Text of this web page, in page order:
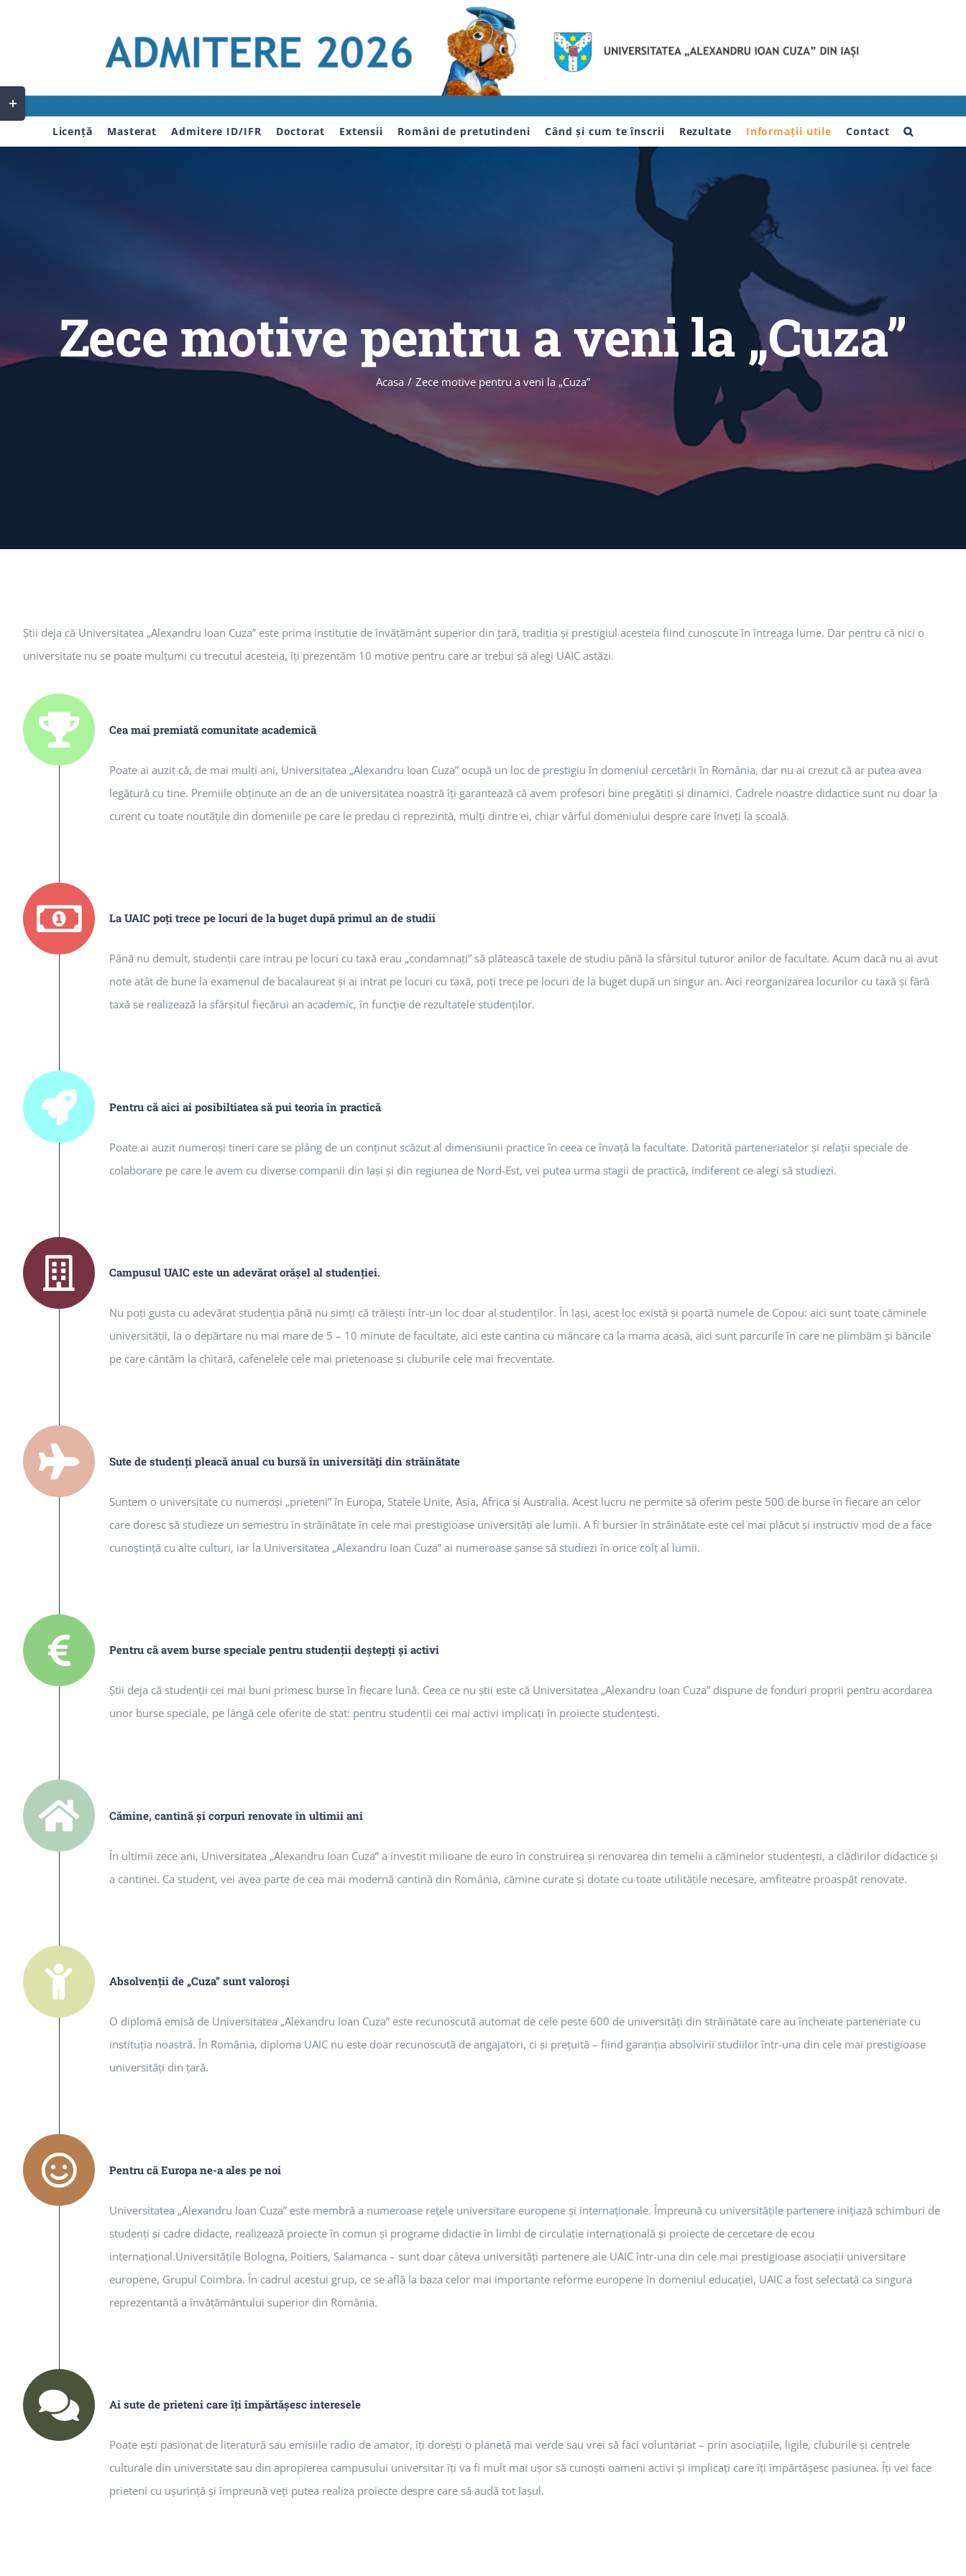
Licență Masterat Admitere ID/IFR Doctorat Extensii Români de pretutindeni Când și cum te înscrii Rezultate Informații utile Contact
Zece motive pentru a veni la „Cuza”
Acasa / Zece motive pentru a veni la „Cuza”
Ştii deja că Universitatea „Alexandru Ioan Cuza” este prima instituţie de învăţământ superior din ţară, tradiţia şi prestigiul acesteia fiind cunoscute în întreaga lume. Dar pentru că nici o
universitate nu se poate mulţumi cu trecutul acesteia, îţi prezentăm 10 motive pentru care ar trebui să alegi UAIC astăzi.
Cea mai premiată comunitate academică
Poate ai auzit că, de mai mulţi ani, Universitatea „Alexandru Ioan Cuza” ocupă un loc de prestigiu în domeniul cercetării în România, dar nu ai crezut că ar putea avea
legătură cu tine. Premiile obţinute an de an de universitatea noastră îţi garantează că avem profesori bine pregătiţi şi dinamici. Cadrele noastre didactice sunt nu doar la
curent cu toate noutăţile din domeniile pe care le predau ci reprezintă, mulţi dintre ei, chiar vârful domeniului despre care înveţi la şcoală.
La UAIC poţi trece pe locuri de la buget după primul an de studii
Până nu demult, studenţii care intrau pe locuri cu taxă erau „condamnaţi” să plătească taxele de studiu până la sfârşitul tuturor anilor de facultate. Acum dacă nu ai avut
note atât de bune la examenul de bacalaureat şi ai intrat pe locuri cu taxă, poţi trece pe locuri de la buget după un singur an. Aici reorganizarea locurilor cu taxă şi fără
taxă se realizează la sfârșitul fiecărui an academic, în funcţie de rezultatele studenţilor.
Pentru că aici ai posibiltiatea să pui teoria în practică
Poate ai auzit numeroşi tineri care se plâng de un conţinut scăzut al dimensiunii practice în ceea ce învaţă la facultate. Datorită parteneriatelor şi relaţii speciale de
colaborare pe care le avem cu diverse companii din Iaşi şi din regiunea de Nord-Est, vei putea urma stagii de practică, indiferent ce alegi să studiezi.
Campusul UAIC este un adevărat orăşel al studenţiei.
Nu poţi gusta cu adevărat studenţia până nu simţi că trăieşti într-un loc doar al studenţilor. În Iaşi, acest loc există şi poartă numele de Copou: aici sunt toate căminele
universităţii, la o depărtare nu mai mare de 5 – 10 minute de facultate, aici este cantina cu mâncare ca la mama acasă, aici sunt parcurile în care ne plimbăm şi băncile
pe care cântăm la chitară, cafenelele cele mai prietenoase şi cluburile cele mai frecventate.
Sute de studenţi pleacă anual cu bursă în universităţi din străinătate
Suntem o universitate cu numeroşi „prieteni” în Europa, Statele Unite, Asia, Africa şi Australia. Acest lucru ne permite să oferim peste 500 de burse în fiecare an celor
care doresc să studieze un semestru în străinătate în cele mai prestigioase universităţi ale lumii. A fi bursier în străinătate este cel mai plăcut şi instructiv mod de a face
cunoştinţă cu alte culturi, iar la Universitatea „Alexandru Ioan Cuza” ai numeroase şanse să studiezi în orice colţ al lumii.
Pentru că avem burse speciale pentru studenţii deştepţi şi activi
Ştii deja că studenţii cei mai buni primesc burse în fiecare lună. Ceea ce nu ştii este că Universitatea „Alexandru Ioan Cuza” dispune de fonduri proprii pentru acordarea
unor burse speciale, pe lângă cele oferite de stat: pentru studenţii cei mai activi implicaţi în proiecte studenţeşti.
Cămine, cantină şi corpuri renovate în ultimii ani
În ultimii zece ani, Universitatea „Alexandru Ioan Cuza” a investit milioane de euro în construirea şi renovarea din temelii a căminelor studenţeşti, a clădirilor didactice şi
a cantinei. Ca student, vei avea parte de cea mai modernă cantină din România, cămine curate şi dotate cu toate utilităţile necesare, amfiteatre proaspăt renovate.
Absolvenţii de „Cuza” sunt valoroși
O diplomă emisă de Universitatea „Alexandru Ioan Cuza” este recunoscută automat de cele peste 600 de universităţi din străinătate care au încheiate parteneriate cu
instituţia noastră. În România, diploma UAIC nu este doar recunoscută de angajatori, ci şi preţuită – fiind garanţia absolvirii studiilor într-una din cele mai prestigioase
universităţi din ţară.
Pentru că Europa ne-a ales pe noi
Universitatea „Alexandru Ioan Cuza” este membră a numeroase reţele universitare europene şi internaţionale. Împreună cu universităţile partenere iniţiază schimburi de
studenţi şi cadre didacte, realizează proiecte în comun şi programe didactie în limbi de circulaţie internaţională şi proiecte de cercetare de ecou
internaţional.Universităţile Bologna, Poitiers, Salamanca – sunt doar câteva universităţi partenere ale UAIC într-una din cele mai prestigioase asociaţii universitare
europene, Grupul Coimbra. În cadrul acestui grup, ce se află la baza celor mai importante reforme europene în domeniul educaţiei, UAIC a fost selectată ca singura
reprezentantă a învăţământului superior din România.
Ai sute de prieteni care îţi împărtăşesc interesele
Poate eşti pasionat de literatură sau emisiile radio de amator, îţi doreşti o planetă mai verde sau vrei să faci voluntariat – prin asociaţiile, ligile, cluburile şi centrele
culturale din universitate sau din apropierea campusului universitar îţi va fi mult mai uşor să cunoşti oameni activi şi implicaţi care îţi împărtăşesc pasiunea. Îţi vei face
prieteni cu uşurinţă şi împreună veţi putea realiza proiecte despre care să audă tot Iaşul.
Toggle
Sliding
Bar